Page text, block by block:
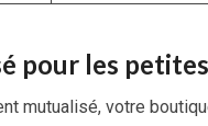
pour les
mutualisé, votre